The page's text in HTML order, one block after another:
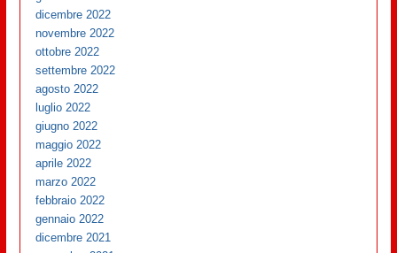
dicembre 2022
novembre 2022
ottobre 2022
settembre 2022
agosto 2022
luglio 2022
giugno 2022
maggio 2022
aprile 2022
marzo 2022
febbraio 2022
gennaio 2022
dicembre 2021